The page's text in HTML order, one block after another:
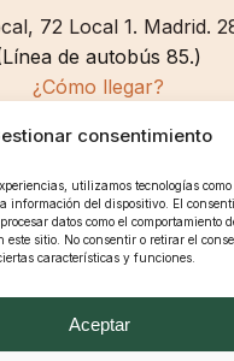
consentimiento
utilizamos tecnologías
información del dispositivo. El
datos como el comportamiento
sitio. No consentir o retirar el
características y funciones.
Aceptar
72 Local 1. Madrid.
de autobús 85.)
¿Cómo llegar?
+34 91 505 74 90